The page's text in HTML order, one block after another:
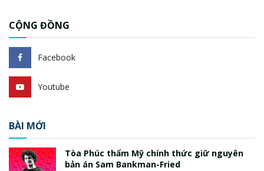
CỘNG ĐỒNG
Facebook
Youtube
BÀI MỚI
Tòa Phúc thẩm Mỹ chính thức giữ nguyên
bản án Sam Bankman-Fried